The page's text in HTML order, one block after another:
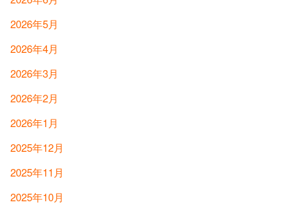
2026年5月
2026年4月
2026年3月
2026年2月
2026年1月
2025年12月
2025年11月
2025年10月